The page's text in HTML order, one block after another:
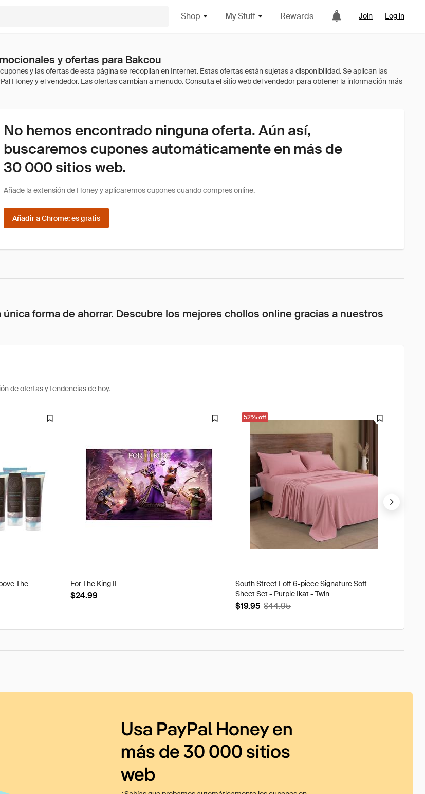
Shop My Stuff Rewards Join Log in
y ofertas para Bakcou
No hemos encontrado ninguna oferta. Aún así,
buscaremos cupones automáticamente en más de
30 000 sitios web.
Añade la extensión de Honey y aplicaremos cupones cuando compres online.
Añadir a Chrome: es gratis
forma de ahorrar. Descubre los mejores chollos online gracias a nuestros
de ofertas y tendencias de hoy.
The
For The King II
$24.99
52% off
South Street Loft 6-piece Signature Soft
Sheet Set - Purple Ikat - Twin
$19.95 $44.95
Usa PayPal Honey en
más de 30 000 sitios
web